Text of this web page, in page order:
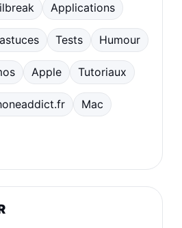
Applications
Tests Humour
Apple Tutoriaux
Mac